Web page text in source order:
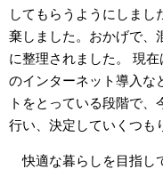
してもらうようにしま
棄しました。おかげで、
に整理されました。 現
のインターネット導入な
トをとっている段階で
行い、決定していくつも
快適な暮らしを目指し